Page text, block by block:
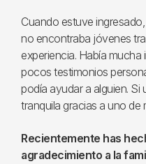
Cuando estuve
no encontraba jóvenes
experiencia. Había
pocos testimonios
podía ayudar a alguien. Si
tranquila gracias a uno de
Recientemente has
agradecimiento a la